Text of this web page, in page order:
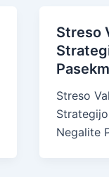
Streso
Streso
Negalite